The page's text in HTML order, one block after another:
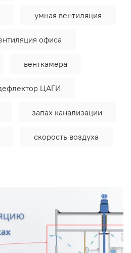
умная вентиляция
офиса
венткамера
ЦАГИ
запах канализации
скорость воздуха